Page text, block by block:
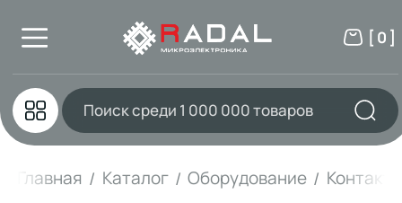
[ 0 ]
Главная Каталог Оборудование